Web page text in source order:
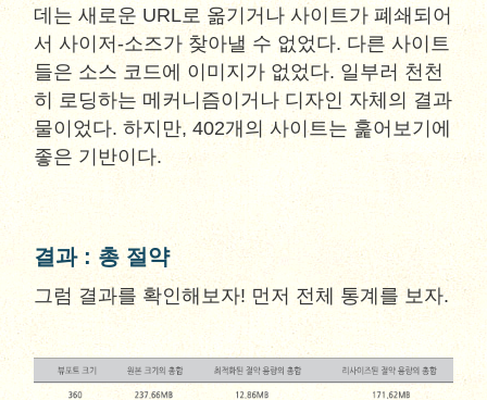
데는 새로운 URL로 옮기거나 사이트가 폐쇄되어
서 사이저-소즈가 찾아낼 수 없었다. 다른 사이트
들은 소스 코드에 이미지가 없었다. 일부러 천천
히 로딩하는 메커니즘이거나 디자인 자체의 결과
물이었다. 하지만, 402개의 사이트는 훑어보기에
좋은 기반이다.
결과 : 총 절약
그럼 결과를 확인해보자! 먼저 전체 통계를 보자.